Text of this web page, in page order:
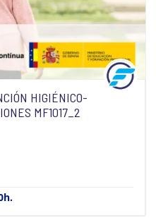
HIGIÉNICO-
MF1017_2